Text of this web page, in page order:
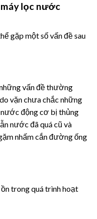
lọc nước
gặp một số vấn đề sau
vấn đề thường
vặn chưa chắc những
động cơ bị thủng
nước đã quá cũ và
nhấm cắn đường ống
trong quá trình hoạt